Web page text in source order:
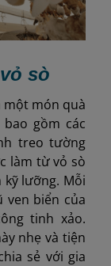
sò
một món quà
gồm các
treo tường
làm từ vỏ sò
lưỡng. Mỗi
ven biển của
tinh xảo.
nhẹ và tiện
sẻ với gia